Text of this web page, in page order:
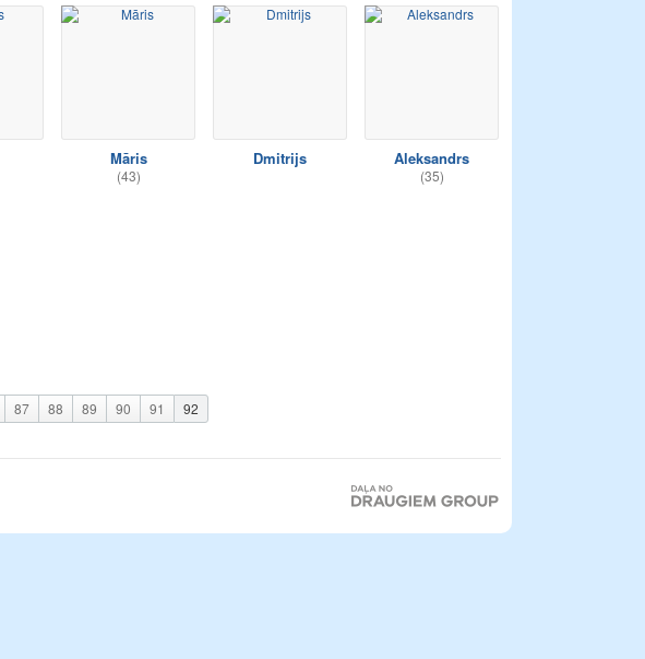
Māris
(43)
Dmitrijs Aleksandrs
(35)
87 88 89 90 91 92